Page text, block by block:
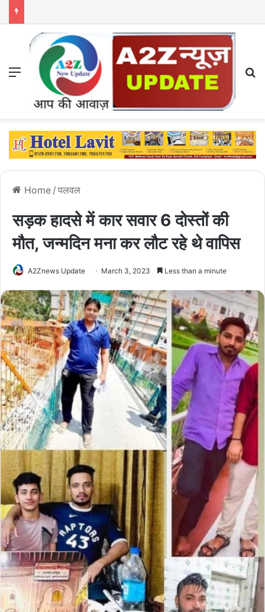
Menu
Home / पलवल
सड़क हादसे में कार सवार 6 दोस्तों की
मौत, जन्मदिन मना कर लौट रहे थे वापिस
A2Znews Update March 3, 2023 Less than a minute